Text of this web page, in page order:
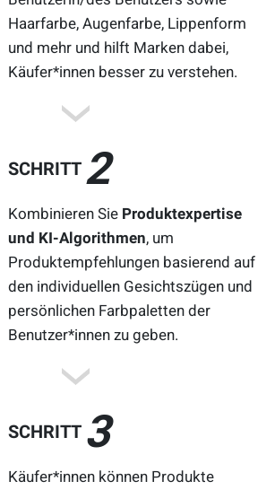
Haarfarbe, Augenfarbe, Lippenform
und mehr und hilft Marken dabei,
Käufer*innen besser zu verstehen.
SCHRITT 2
Kombinieren Sie Produktexpertise
und KI-Algorithmen, um
Produktempfehlungen basierend auf
den individuellen Gesichtszügen und
persönlichen Farbpaletten der
Benutzer*innen zu geben.
SCHRITT 3
Käufer*innen können Produkte